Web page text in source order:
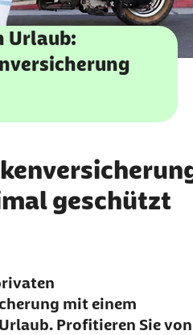
Urlaub:
geschützt
mit einem
Profitieren Sie von